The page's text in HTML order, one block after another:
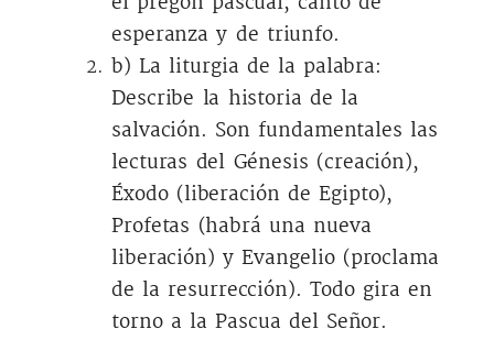
esperanza y de triunfo.
b) La liturgia de la palabra:
Describe la historia de la
salvación. Son fundamentales las
lecturas del Génesis (creación),
Éxodo (liberación de Egipto),
Profetas (habrá una nueva
liberación) y Evangelio (proclama
de la resurrección). Todo gira en
torno a la Pascua del Señor.